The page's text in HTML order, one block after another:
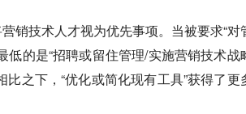
销技术人才视为优先事项。当被要求“对
的是“招聘或留住管理/实施营销技术战
之下，“优化或简化现有工具”获得了更